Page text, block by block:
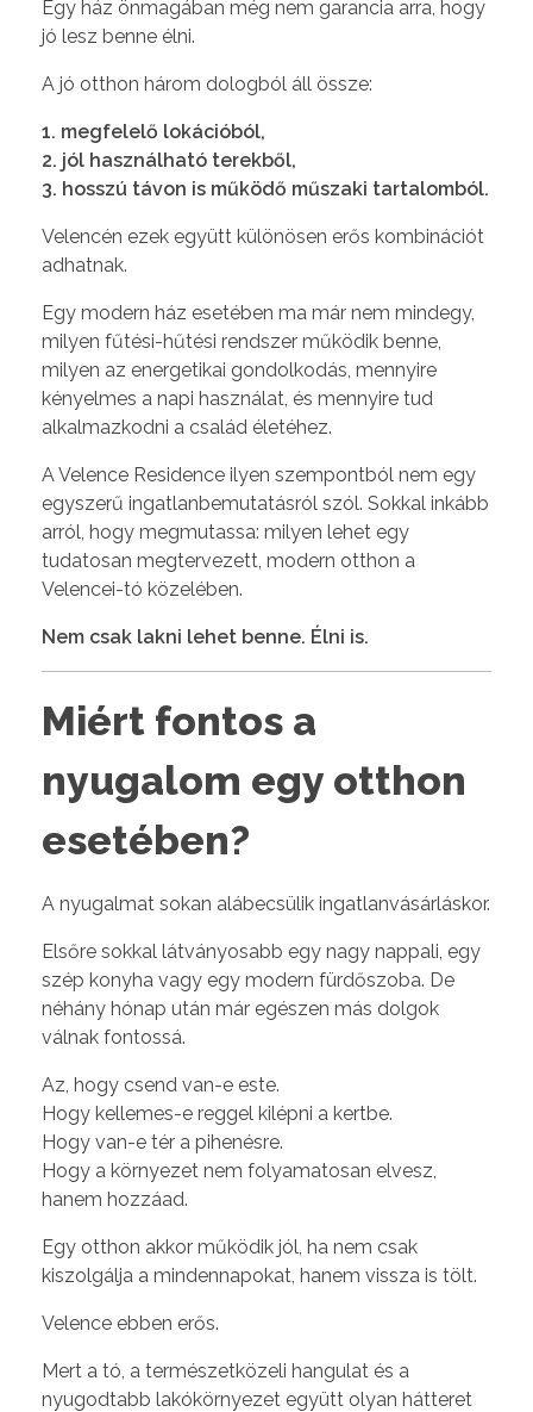
Egy ház önmagában még nem garancia arra, hogy
jó lesz benne élni.
A jó otthon három dologból áll össze:
1. megfelelő lokációból,
2. jól használható terekből,
3. hosszú távon is működő műszaki tartalomból.
Velencén ezek együtt különösen erős kombinációt
adhatnak.
Egy modern ház esetében ma már nem mindegy,
milyen fűtési-hűtési rendszer működik benne,
milyen az energetikai gondolkodás, mennyire
kényelmes a napi használat, és mennyire tud
alkalmazkodni a család életéhez.
A Velence Residence ilyen szempontból nem egy
egyszerű ingatlanbemutatásról szól. Sokkal inkább
arról, hogy megmutassa: milyen lehet egy
tudatosan megtervezett, modern otthon a
Velencei-tó közelében.
Nem csak lakni lehet benne. Élni is.
Miért fontos a
nyugalom egy otthon
esetében?
A nyugalmat sokan alábecsülik ingatlanvásárláskor.
Elsőre sokkal látványosabb egy nagy nappali, egy
szép konyha vagy egy modern fürdőszoba. De
néhány hónap után már egészen más dolgok
válnak fontossá.
Az, hogy csend van-e este.
Hogy kellemes-e reggel kilépni a kertbe.
Hogy van-e tér a pihenésre.
Hogy a környezet nem folyamatosan elvesz,
hanem hozzáad.
Egy otthon akkor működik jól, ha nem csak
kiszolgálja a mindennapokat, hanem vissza is tölt.
Velence ebben erős.
Mert a tó, a természetközeli hangulat és a
nyugodtabb lakókörnyezet együtt olyan hátteret